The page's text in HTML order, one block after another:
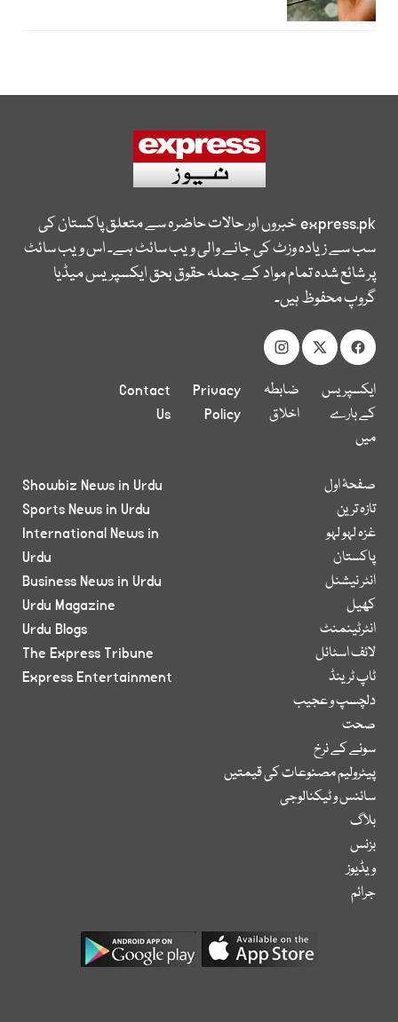
express.pkخبروں اور حالات حاضرہ سے متعلق پاکستان کی
سب سے زیادہ وزٹ کی جانے والی ویب سائٹ ہے۔ اس ویب سائٹ
پر شائع شدہ تمام مواد کے جملہ حقوق بحق ایکسپریس میڈیا
گروپ محفوظ ہیں۔
ایکسپریس
کے بارے
میں
ضابطہ
اخلاق
Privacy
Policy
Contact
Us
صفحۂ اول
تازہ ترین
غزہ لہو لہو
پاکستان
انٹر نیشنل
کھیل
انٹرٹینمنٹ
لائف اسٹائل
ٹاپ ٹرینڈ
دلچسپ و عجیب
صحت
سونے کے نرخ
پیٹرولیم مصنوعات کی قیمتیں
سائنس و ٹیکنالوجی
بلاگ
بزنس
ویڈیوز
جرائم
Showbiz News in Urdu
Sports News in Urdu
International News in
Urdu
Business News in Urdu
Urdu Magazine
Urdu Blogs
The Express Tribune
Express Entertainment